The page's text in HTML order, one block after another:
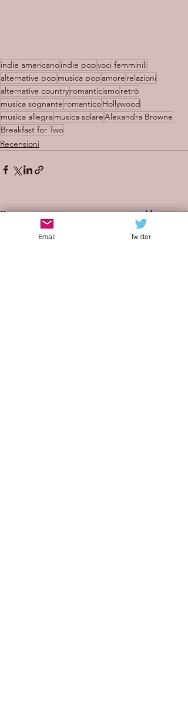
indie americanoindie popvoci femminili
alternative pop musica pop amore relazioni
alternative countryromanticismoretrò
musica sognante romanticoHollywood
musica allegramusica solareAlexandra Browne
Breakfast for Two
Recensioni
Post recenti Mostra tutti
Email Twitter